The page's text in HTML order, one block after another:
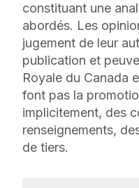
constituant une
abordés. Les
jugement de leur
publication et
Royale du Canada
font pas la
implicitement, des
renseignements,
de tiers.